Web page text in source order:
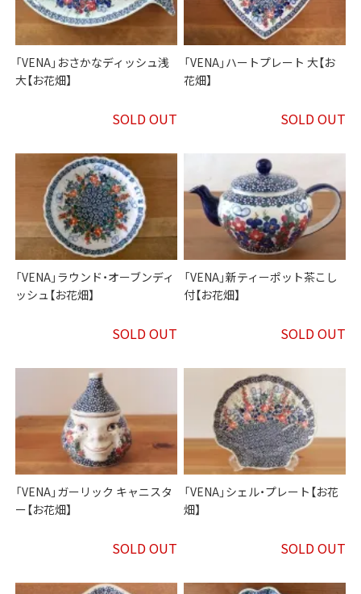
「VENA」おさかなディッシュ浅
大【お花畑】
SOLD OUT
「VENA」ハートプレート 大【お
花畑】
SOLD OUT
「VENA」ラウンド・オーブンディ
ッシュ【お花畑】
SOLD OUT
「VENA」新ティーポット茶こし
付【お花畑】
SOLD OUT
「VENA」ガーリック キャニスタ
ー【お花畑】
SOLD OUT
「VENA」シェル・プレート【お花
畑】
SOLD OUT